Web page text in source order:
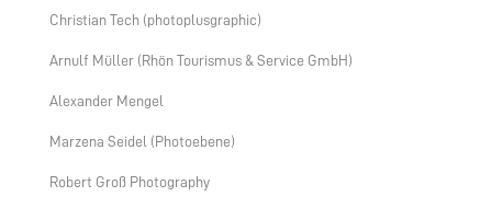
Christian Tech (photoplusgraphic)
Arnulf Müller (Rhön Tourismus & Service GmbH)
Alexander Mengel
Marzena Seidel (Photoebene)
Robert Groß Photography